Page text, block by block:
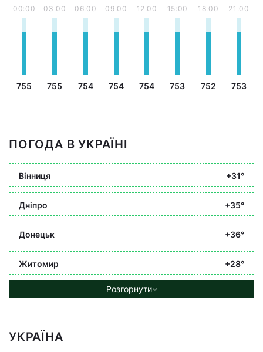
00:00
755
03:00
755
06:00
754
09:00
754
12:00
754
15:00
753
18:00
752
21:00
753
ПОГОДА В УКРАЇНІ
Вінниця +31°
Дніпро +35°
Донецьк +36°
Житомир +28°
Розгорнути
УКРАЇНА